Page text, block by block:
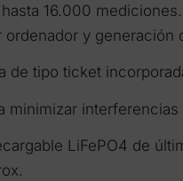
16.000
ordenador y generación
de tipo ticket
minimizar
LiFePO4 de